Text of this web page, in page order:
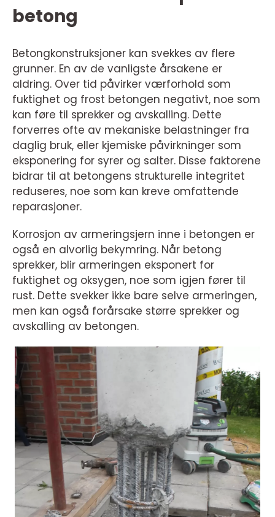
betong
Betongkonstruksjoner kan svekkes av flere
grunner. En av de vanligste årsakene er
aldring. Over tid påvirker værforhold som
fuktighet og frost betongen negativt, noe som
kan føre til sprekker og avskalling. Dette
forverres ofte av mekaniske belastninger fra
daglig bruk, eller kjemiske påvirkninger som
eksponering for syrer og salter. Disse faktorene
bidrar til at betongens strukturelle integritet
reduseres, noe som kan kreve omfattende
reparasjoner.
Korrosjon av armeringsjern inne i betongen er
også en alvorlig bekymring. Når betong
sprekker, blir armeringen eksponert for
fuktighet og oksygen, noe som igjen fører til
rust. Dette svekker ikke bare selve armeringen,
men kan også forårsake større sprekker og
avskalling av betongen.